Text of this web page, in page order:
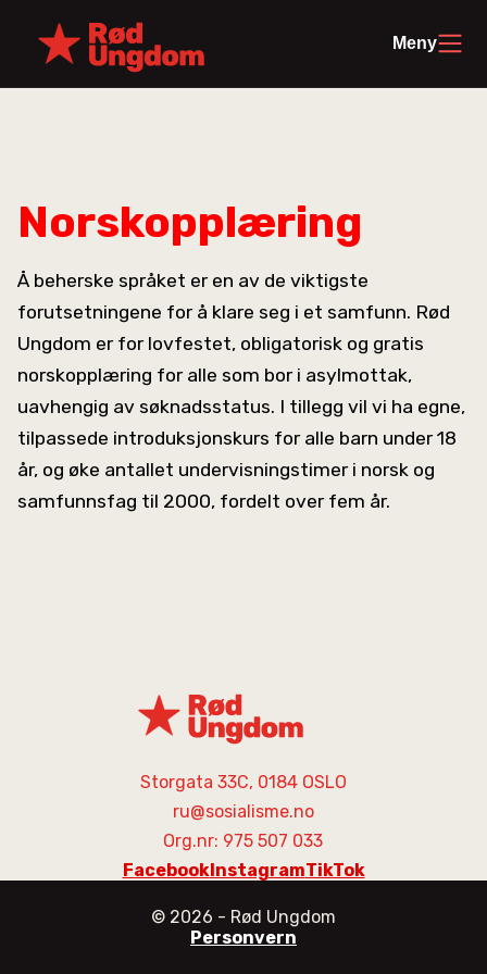
Meny
Norskopplæring
Å beherske språket er en av de viktigste
forutsetningene for å klare seg i et samfunn. Rød
Ungdom er for lovfestet, obligatorisk og gratis
norskopplæring for alle som bor i asylmottak,
uavhengig av søknadsstatus. I tillegg vil vi ha egne,
tilpassede introduksjonskurs for alle barn under 18
år, og øke antallet undervisningstimer i norsk og
samfunnsfag til 2000, fordelt over fem år.
Storgata 33C, 0184 OSLO
ru@sosialisme.no
Org.nr: 975 507 033
FacebookInstagramTikTok
© 2026 - Rød Ungdom
Personvern